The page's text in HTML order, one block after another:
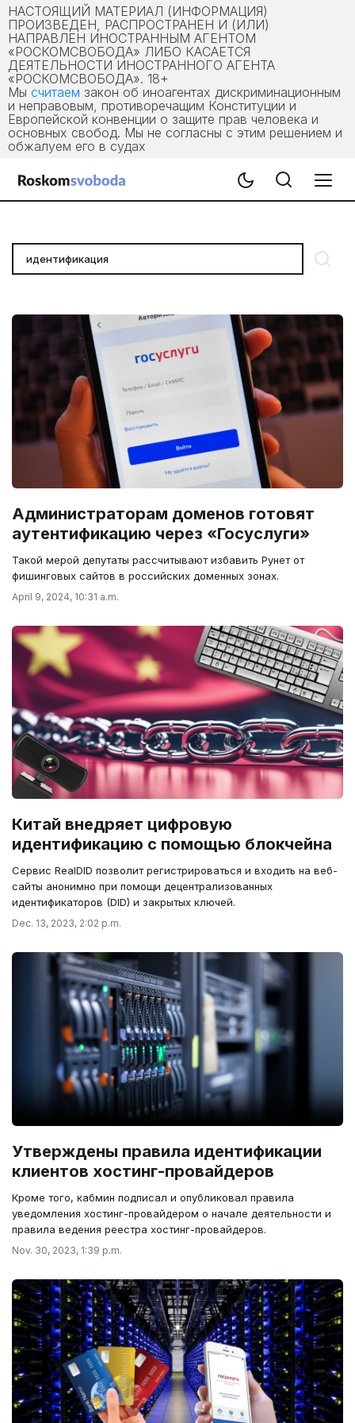
НАСТОЯЩИЙ МАТЕРИАЛ (ИНФОРМАЦИЯ)
ПРОИЗВЕДЕН, РАСПРОСТРАНЕН И (ИЛИ)
НАПРАВЛЕН ИНОСТРАННЫМ АГЕНТОМ
«РОСКОМСВОБОДА» ЛИБО КАСАЕТСЯ
ДЕЯТЕЛЬНОСТИ ИНОСТРАННОГО АГЕНТА
«РОСКОМСВОБОДА». 18+
Мы считаем закон об иноагентах дискриминационным
и неправовым, противоречащим Конституции и
Европейской конвенции о защите прав человека и
основных свобод. Мы не согласны с этим решением и
обжалуем его в судах
Администраторам доменов готовят
аутентификацию через «Госуслуги»
Такой мерой депутаты рассчитывают избавить Рунет от
фишинговых сайтов в российских доменных зонах.
April 9, 2024, 10:31 a.m.
Китай внедряет цифровую
идентификацию с помощью блокчейна
Сервис RealDID позволит регистрироваться и входить на веб-
сайты анонимно при помощи децентрализованных
идентификаторов (DID) и закрытых ключей.
Dec. 13, 2023, 2:02 p.m.
Утверждены правила идентификации
клиентов хостинг-провайдеров
Кроме того, кабмин подписал и опубликовал правила
уведомления хостинг-провайдером о начале деятельности и
правила ведения реестра хостинг-провайдеров.
Nov. 30, 2023, 1:39 p.m.